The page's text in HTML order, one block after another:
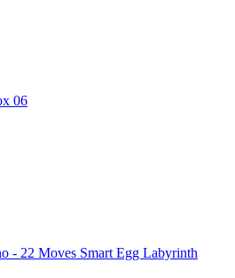
06
Smart Egg Labyrinth